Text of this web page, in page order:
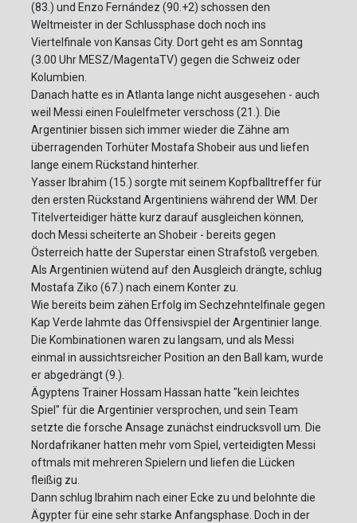
(83.) und Enzo Fernández (90.+2) schossen den
Weltmeister in der Schlussphase doch noch ins
Viertelfinale von Kansas City. Dort geht es am Sonntag
(3.00 Uhr MESZ/MagentaTV) gegen die Schweiz oder
Kolumbien.
Danach hatte es in Atlanta lange nicht ausgesehen - auch
weil Messi einen Foulelfmeter verschoss (21.). Die
Argentinier bissen sich immer wieder die Zähne am
überragenden Torhüter Mostafa Shobeir aus und liefen
lange einem Rückstand hinterher.
Yasser Ibrahim (15.) sorgte mit seinem Kopfballtreffer für
den ersten Rückstand Argentiniens während der WM. Der
Titelverteidiger hätte kurz darauf ausgleichen können,
doch Messi scheiterte an Shobeir - bereits gegen
Österreich hatte der Superstar einen Strafstoß vergeben.
Als Argentinien wütend auf den Ausgleich drängte, schlug
Mostafa Ziko (67.) nach einem Konter zu.
Wie bereits beim zähen Erfolg im Sechzehntelfinale gegen
Kap Verde lahmte das Offensivspiel der Argentinier lange.
Die Kombinationen waren zu langsam, und als Messi
einmal in aussichtsreicher Position an den Ball kam, wurde
er abgedrängt (9.).
Ägyptens Trainer Hossam Hassan hatte "kein leichtes
Spiel" für die Argentinier versprochen, und sein Team
setzte die forsche Ansage zunächst eindrucksvoll um. Die
Nordafrikaner hatten mehr vom Spiel, verteidigten Messi
oftmals mit mehreren Spielern und liefen die Lücken
fleißig zu.
Dann schlug Ibrahim nach einer Ecke zu und belohnte die
Ägypter für eine sehr starke Anfangsphase. Doch in der